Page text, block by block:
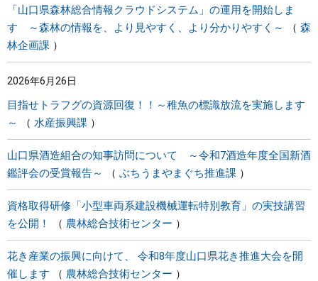
「山口県森林総合情報クラウドシステム」の運用を開始しま
す ～森林の情報を、より見やすく、より分かりやすく～
森
林企画課
2026年6月26日
目指せトラフグの資源回復！！～稚魚の標識放流を実施します
～
水産振興課
山口県酒造組合の知事訪問について ～令和7酒造年度全国新酒
鑑評会の受賞報告～
ぶちうまやまぐち推進課
資格取得研修「小型車両系建設機械運転特別教育」の実技講習
を公開！
農林総合技術センター
花き産業の振興に向けて、 令和8年度山口県花き推進大会を開
催します
農林総合技術センター